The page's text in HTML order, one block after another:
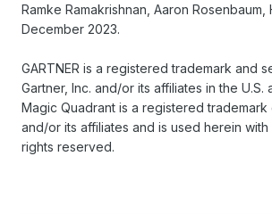
Ramke Ramakrishnan, Aaron Rosenbaum,
December 2023.
GARTNER is a registered trademark and
Gartner, Inc. and/or its affiliates in the U.S.
Magic Quadrant is a registered trademark
and/or its affiliates and is used herein with
rights reserved.